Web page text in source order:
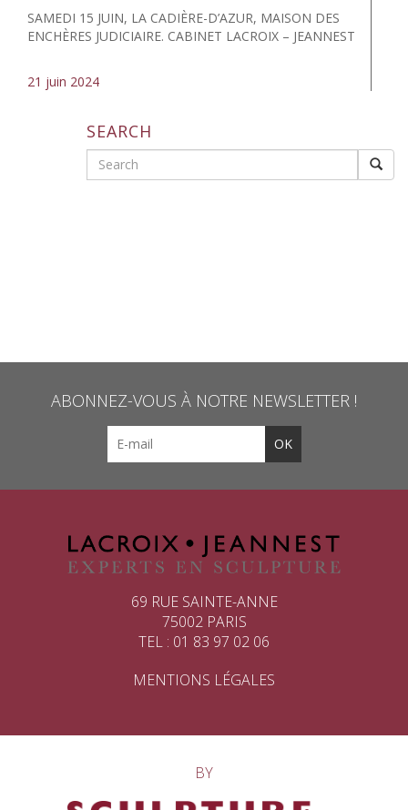
SAMEDI 15 JUIN, LA CADIÈRE-D’AZUR, MAISON DES
ENCHÈRES JUDICIAIRE. CABINET LACROIX – JEANNEST
21 juin 2024
SEARCH
Search
ABONNEZ-VOUS À NOTRE NEWSLETTER !
69 RUE SAINTE-ANNE
75002 PARIS
TEL : 01 83 97 02 06
MENTIONS LÉGALES
BY